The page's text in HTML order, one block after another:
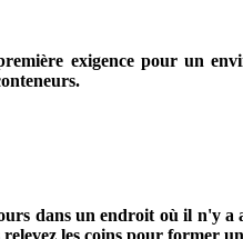
exigence pour un
dans un endroit où il n'y
les coins pour former